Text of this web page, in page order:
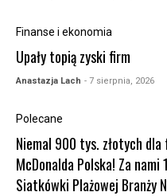
Finanse i ekonomia
Upały topią zyski firm
Anastazja Lach - 7 sierpnia, 2026
Polecane
Niemal 900 tys. złotych dla
McDonalda Polska! Za
Siatkówki Plażowej Branży